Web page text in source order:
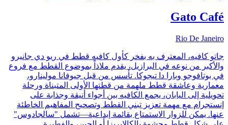
Gato Café
Rio De Janeiro
جاتو كافيه، المعترف به بفخر كأول كافيه قطط في ريو دي جانيرو
والأكبر من نوعه في البرازيل، يقدم ملاذاً بموضوع القطط مع فروع
في بوتافوجو وبارا دا تيجوكا. تأسس من قبل جيوفانا مولينارو،
معمارية وعاشقة قطط ملهمة من قطتها الأولى المتبناة ورحلة
تحويلية إلى اليابان، يجمع الكافيه بين أجواء أنيقة وجذابة على
إنستجرام مع مهمة تعزيز تبني القطط وتصحيح المفاهيم الخاطئة
عنها. يمكن للزوار الاستمتاع بقائمة إبداعية—تشمل "سالجادوس"